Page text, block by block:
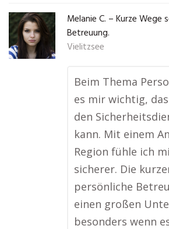
Melanie C. – Kurze Wege
Betreuung.
Vielitzsee
Beim Thema
es mir wichtig,
den
kann. Mit einem
Region fühle ich
sicherer. Die
persönliche
einen großen
besonders wenn